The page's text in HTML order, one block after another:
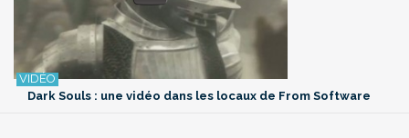
Dark Souls : une vidéo dans les locaux de From Software